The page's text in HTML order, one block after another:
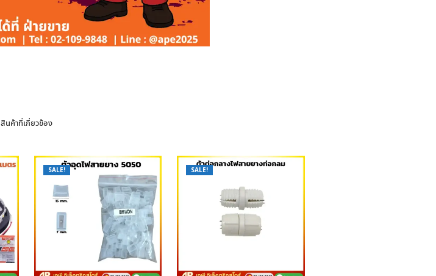
สินค้าที่เกี่ยวข้อง
SALE! SALE!